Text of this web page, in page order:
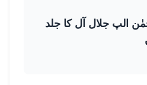
الپ جلال آل کا جلد